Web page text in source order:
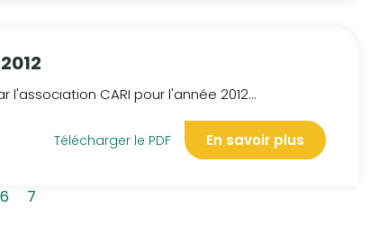
CARI pour l'année 2012...
Télécharger le PDF En savoir plus
6 7